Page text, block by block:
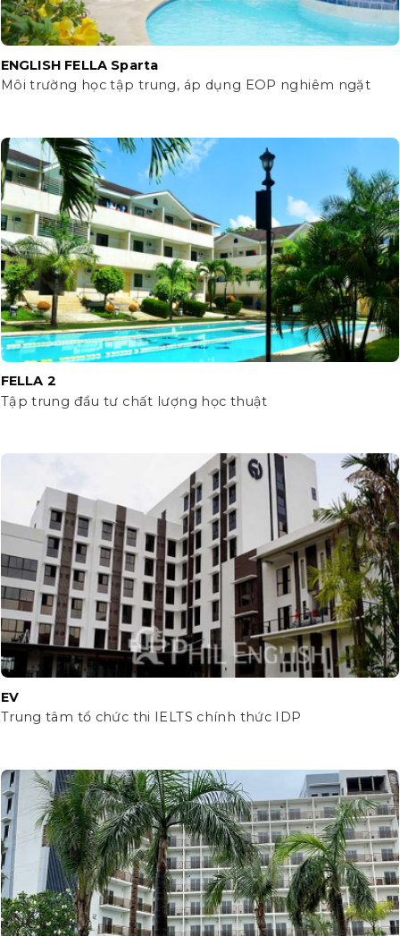
ENGLISH FELLA Sparta
Môi trường học tập trung, áp dụng EOP nghiêm ngặt
FELLA 2
Tập trung đầu tư chất lượng học thuật
EV
Trung tâm tổ chức thi IELTS chính thức IDP